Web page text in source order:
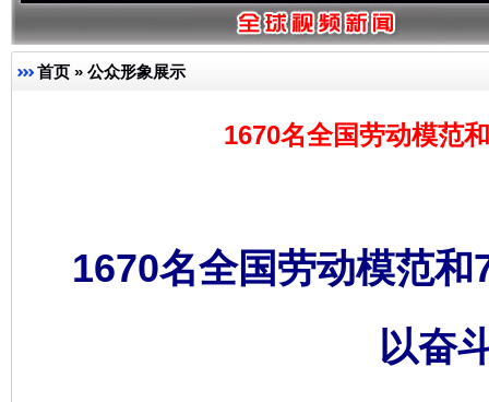
首页 » 公众形象展示
1670名全国劳动模范
1670名全国劳动模范
以奋